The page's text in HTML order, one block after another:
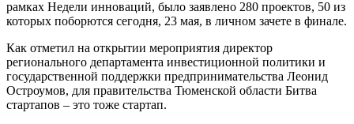
рамках Недели инноваций, было заявлено 280 проектов, 50 из
которых поборются сегодня, 23 мая, в личном зачете в финале.
Как отметил на открытии мероприятия директор
регионального департамента инвестиционной политики и
государственной поддержки предпринимательства Леонид
Остроумов, для правительства Тюменской области Битва
стартапов – это тоже стартап.